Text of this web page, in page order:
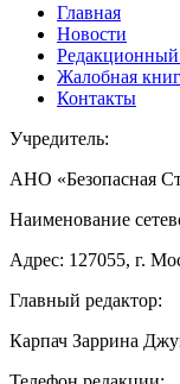
Главная
Новости
Редакционный
Жалобная
Контакты
Учредитель:
АНО «Безопасная
Наименование
Адрес: 127055, г.
Главный редактор:
Карпач Заррина